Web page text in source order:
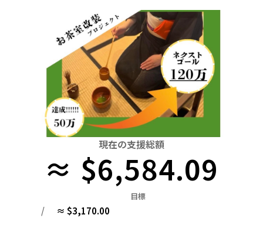
近畿
中国
四国
九州・沖縄
青森 岩手 宮城 秋田
栃木 群馬 千葉 東京
富山 石川 福井 山梨 長野
滋賀 京都 大阪 兵庫 奈良
岡山 広島 山口
愛媛 高知
佐賀 長崎
現在の支援総額
≈ $6,584.09
目標
/ ≈ $3,170.00